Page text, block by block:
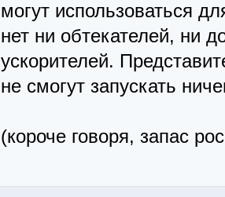
могут использоваться
нет ни обтекателей, ни
ускорителей.
не смогут запускать
(короче говоря, запас